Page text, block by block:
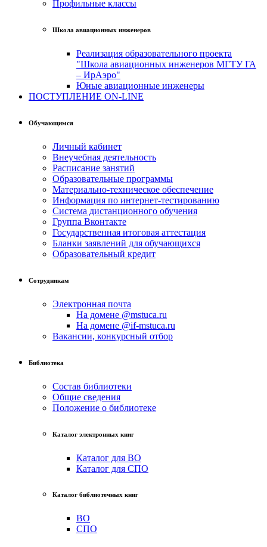
Профильные классы
Школа авиационных инженеров
Реализация образовательного проекта
"Школа авиационных инженеров МГТУ ГА
– ИрАэро"
Юные авиационные инженеры
ПОСТУПЛЕНИЕ ON-LINE
Обучающимся
Личный кабинет
Внеучебная деятельность
Расписание занятий
Образовательные программы
Материально-техническое обеспечение
Информация по интернет-тестированию
Система дистанционного обучения
Группа Вконтакте
Государственная итоговая аттестация
Бланки заявлений для обучающихся
Образовательный кредит
Сотрудникам
Электронная почта
На домене @mstuca.ru
На домене @if-mstuca.ru
Вакансии, конкурсный отбор
Библиотека
Состав библиотеки
Общие сведения
Положение о библиотеке
Каталог электронных книг
Каталог для ВО
Каталог для СПО
Каталог библиотечных книг
ВО
СПО